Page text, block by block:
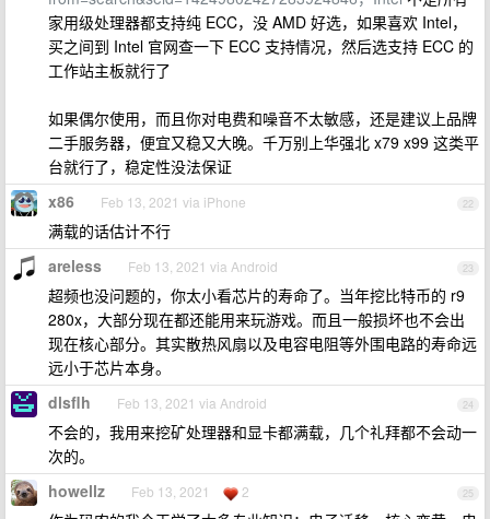
家用级处理器都支持纯 ECC，没 AMD 好选，如果喜欢 Intel，
买之间到 Intel 官网查一下 ECC 支持情况，然后选支持 ECC 的
工作站主板就行了
如果偶尔使用，而且你对电费和噪音不太敏感，还是建议上品牌
二手服务器，便宜又稳又大晚。千万别上华强北 x79 x99 这类平
台就行了，稳定性没法保证
22
x86 Feb 13, 2021 via iPhone
满载的话估计不行
23
areless Feb 13, 2021 via Android
超频也没问题的，你太小看芯片的寿命了。当年挖比特币的 r9
280x，大部分现在都还能用来玩游戏。而且一般损坏也不会出
现在核心部分。其实散热风扇以及电容电阻等外围电路的寿命远
远小于芯片本身。
24
dlsflh Feb 13, 2021 via Android
不会的，我用来挖矿处理器和显卡都满载，几个礼拜都不会动一
次的。
25
howellz Feb 13, 2021 2